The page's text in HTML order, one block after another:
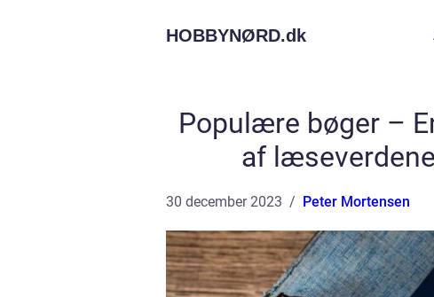
HOBBYNØRD.dk
Populære bøger –
af
30 december 2023 Peter Mortensen